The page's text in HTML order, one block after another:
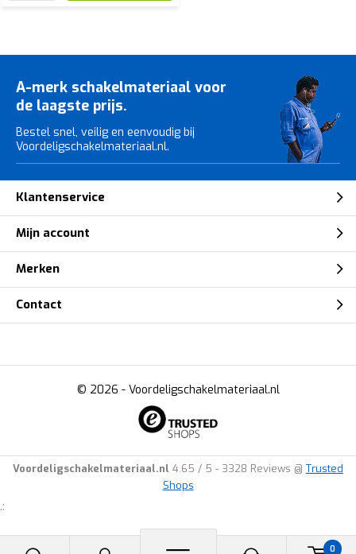
0
A-merk schakelmateriaal voor
de laagste prijs.
Bestel snel, veilig en eenvoudig bij
Voordeligschakelmateriaal.nl.
Klantenservice
Mijn account
Merken
Contact
© 2026 - Voordeligschakelmateriaal.nl
Voordeligschakelmateriaal.nl 4.65 / 5 - 3328 Reviews @ Trusted
Shops
.: